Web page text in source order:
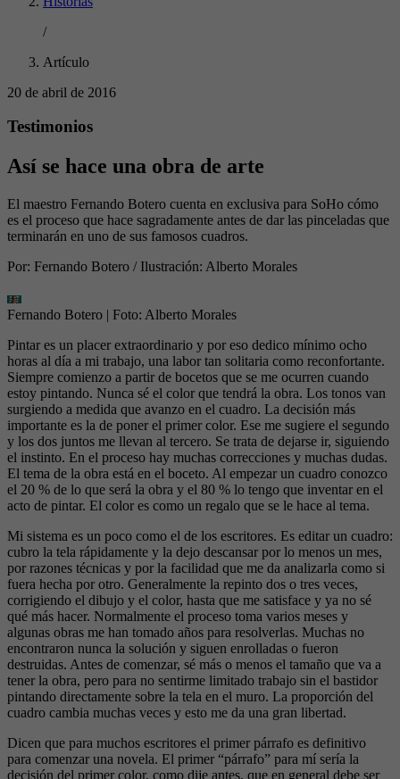
/
Artículo
20 de abril de 2016
Testimonios
Así se hace una obra de arte
El maestro Fernando Botero cuenta en exclusiva para SoHo cómo
es el proceso que hace sagradamente antes de dar las pinceladas que
terminarán en uno de sus famosos cuadros.
Por: Fernando Botero / Ilustración: Alberto Morales
Fernando Botero | Foto: Alberto Morales
Pintar es un placer extraordinario y por eso dedico mínimo ocho
horas al día a mi trabajo, una labor tan solitaria como reconfortante.
Siempre comienzo a partir de bocetos que se me ocurren cuando
estoy pintando. Nunca sé el color que tendrá la obra. Los tonos van
surgiendo a medida que avanzo en el cuadro. La decisión más
importante es la de poner el primer color. Ese me sugiere el segundo
y los dos juntos me llevan al tercero. Se trata de dejarse ir, siguiendo
el instinto. En el proceso hay muchas correcciones y muchas dudas.
El tema de la obra está en el boceto. Al empezar un cuadro conozco
el 20 % de lo que será la obra y el 80 % lo tengo que inventar en el
acto de pintar. El color es como un regalo que se le hace al tema.
Mi sistema es un poco como el de los escritores. Es editar un cuadro:
cubro la tela rápidamente y la dejo descansar por lo menos un mes,
por razones técnicas y por la facilidad que me da analizarla como si
fuera hecha por otro. Generalmente la repinto dos o tres veces,
corrigiendo el dibujo y el color, hasta que me satisface y ya no sé
qué más hacer. Normalmente el proceso toma varios meses y
algunas obras me han tomado años para resolverlas. Muchas no
encontraron nunca la solución y siguen enrolladas o fueron
destruidas. Antes de comenzar, sé más o menos el tamaño que va a
tener la obra, pero para no sentirme limitado trabajo sin el bastidor
pintando directamente sobre la tela en el muro. La proporción del
cuadro cambia muchas veces y esto me da una gran libertad.
Dicen que para muchos escritores el primer párrafo es definitivo
para comenzar una novela. El primer “párrafo” para mí sería la
decisión del primer color, como dije antes, que en general debe ser